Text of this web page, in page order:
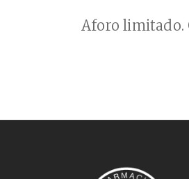
Aforo limitado.